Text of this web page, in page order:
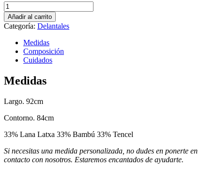
Delantal
francés
color
natural
cantidad
Añadir al carrito
Categoría: Delantales
Medidas
Composición
Cuidados
Medidas
Largo. 92cm
Contorno. 84cm
33% Lana Latxa 33% Bambú 33% Tencel
Si necesitas una medida personalizada, no dudes en ponerte en
contacto con nosotros. Estaremos encantados de ayudarte.